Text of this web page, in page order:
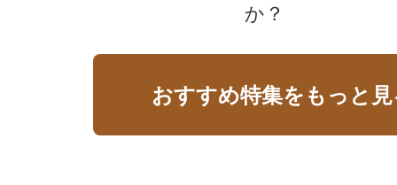
か？​
おすすめ特集をもっと